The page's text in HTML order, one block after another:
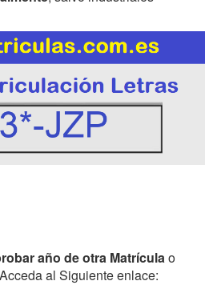
año de otra Matrículao
al Siguiente enlace: